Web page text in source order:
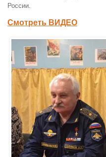
России.
Смотреть ВИДЕО